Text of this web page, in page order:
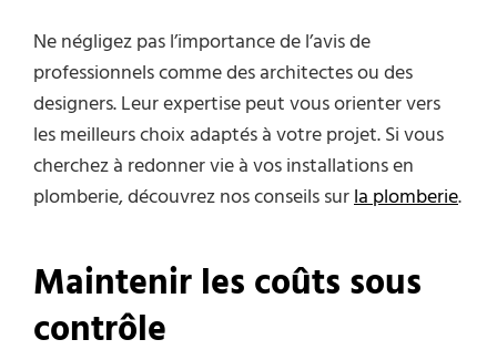
Ne négligez pas l’importance de l’avis de
professionnels comme des architectes ou des
designers. Leur expertise peut vous orienter vers
les meilleurs choix adaptés à votre projet. Si vous
cherchez à redonner vie à vos installations en
plomberie, découvrez nos conseils surla plomberie.
Maintenir les coûts sous
contrôle